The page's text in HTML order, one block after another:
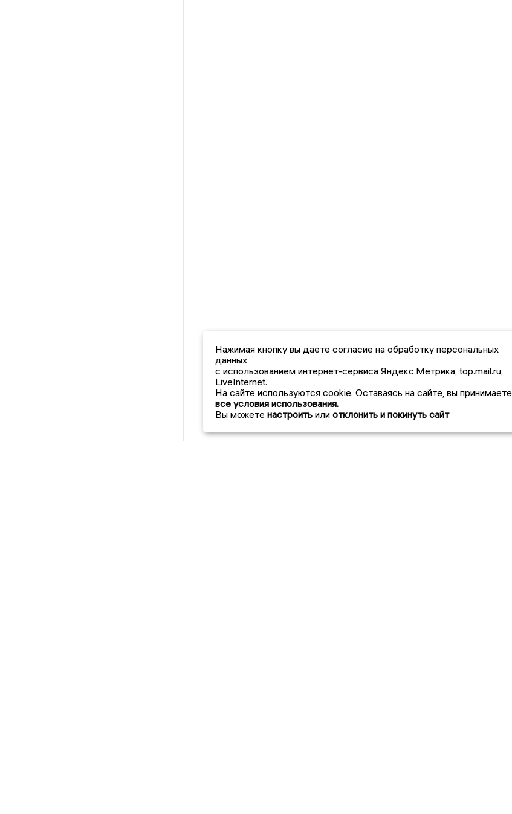
Нажимая кнопку вы даете согласие на обработку персональных
данных
с использованием интернет-сервиса Яндекс.Метрика, top.mail.ru,
LiveInternet.
На сайте используются cookie. Оставаясь на сайте, вы принимаете
все условия использования.
Вы можете настроить или отклонить и покинуть сайт